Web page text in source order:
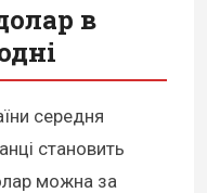
в
середня
становить
можна за